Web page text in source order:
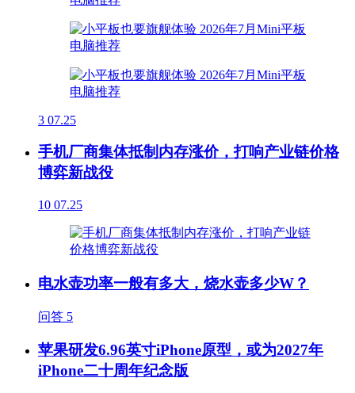
3 07.25
手机厂商集体抵制内存涨价，打响产业链价格
博弈新战役
10 07.25
电水壶功率一般有多大，烧水壶多少W？
问答 5
苹果研发6.96英寸iPhone原型，或为2027年
iPhone二十周年纪念版